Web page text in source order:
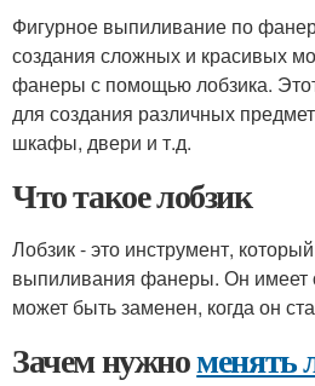
Фигурное выпиливание по
создания сложных и красивых
фанеры с помощью лобзика.
для создания различных
шкафы, двери и т.д.
Что такое лобзик
Лобзик - это инструмент,
выпиливания фанеры. Он имеет
может быть заменен, когда он
Зачем нужноменять